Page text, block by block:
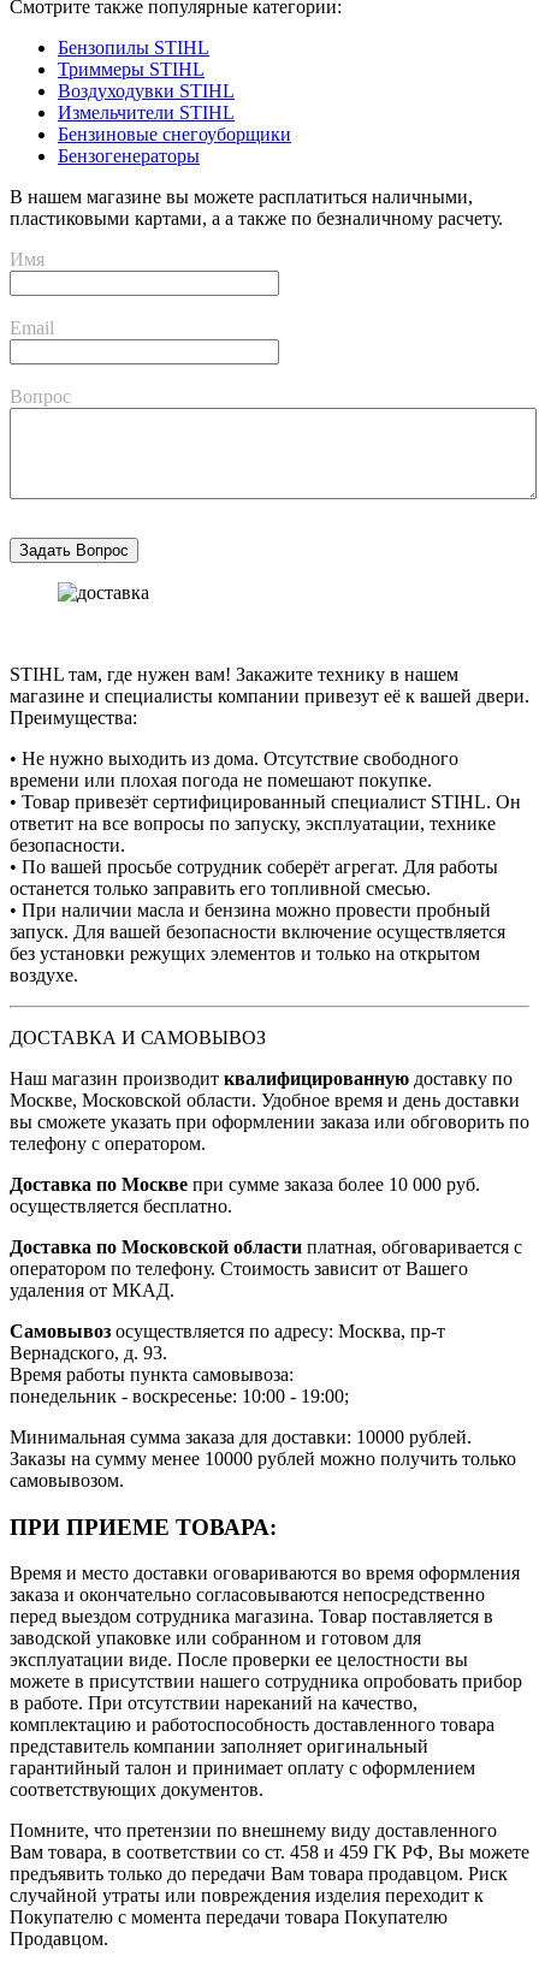
Смотрите также популярные категории:
Бензопилы STIHL
Триммеры STIHL
Воздуходувки STIHL
Измельчители STIHL
Бензиновые снегоуборщики
Бензогенераторы
В нашем магазине вы можете расплатиться наличными,
пластиковыми картами, а а также по безналичному расчету.
Имя
Email
Вопрос
STIHL там, где нужен вам! Закажите технику в нашем
магазине и специалисты компании привезут её к вашей двери.
Преимущества:
• Не нужно выходить из дома. Отсутствие свободного
времени или плохая погода не помешают покупке.
• Товар привезёт сертифицированный специалист STIHL. Он
ответит на все вопросы по запуску, эксплуатации, технике
безопасности.
• По вашей просьбе сотрудник соберёт агрегат. Для работы
останется только заправить его топливной смесью.
• При наличии масла и бензина можно провести пробный
запуск. Для вашей безопасности включение осуществляется
без установки режущих элементов и только на открытом
воздухе.
ДОСТАВКА И САМОВЫВОЗ
Наш магазин производит квалифицированную доставку по
Москве, Московской области. Удобное время и день доставки
вы сможете указать при оформлении заказа или обговорить по
телефону с оператором.
Доставка по Москве при сумме заказа более 10 000 руб.
осуществляется бесплатно.
Доставка по Московской области платная, обговаривается с
оператором по телефону. Стоимость зависит от Вашего
удаления от МКАД.
Самовывоз осуществляется по адресу: Москва, пр-т
Вернадского, д. 93.
Время работы пункта самовывоза:
понедельник - воскресенье: 10:00 - 19:00;
Минимальная сумма заказа для доставки: 10000 рублей.
Заказы на сумму менее 10000 рублей можно получить только
самовывозом.
ПРИ ПРИЕМЕ ТОВАРА:
Время и место доставки оговариваются во время оформления
заказа и окончательно согласовываются непосредственно
перед выездом сотрудника магазина. Товар поставляется в
заводской упаковке или собранном и готовом для
эксплуатации виде. После проверки ее целостности вы
можете в присутствии нашего сотрудника опробовать прибор
в работе. При отсутствии нареканий на качество,
комплектацию и работоспособность доставленного товара
представитель компании заполняет оригинальный
гарантийный талон и принимает оплату с оформлением
соответствующих документов.
Помните, что претензии по внешнему виду доставленного
Вам товара, в соответствии со ст. 458 и 459 ГК РФ, Вы можете
предъявить только до передачи Вам товара продавцом. Риск
случайной утраты или повреждения изделия переходит к
Покупателю с момента передачи товара Покупателю
Продавцом.